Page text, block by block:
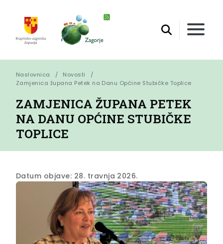
Naslovnica
Novosti
Zamjenica župana Petek na Danu Općine Stubičke Toplice
ZAMJENICA ŽUPANA PETEK
NA DANU OPĆINE STUBIČKE
TOPLICE
Datum objave: 28. travnja 2026.